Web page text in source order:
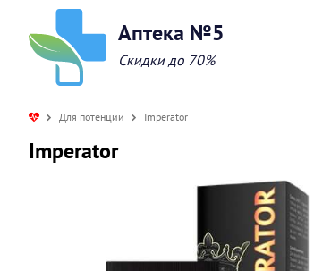
Аптека №5
Скидки до 70%
Для потенции Imperator
Imperator